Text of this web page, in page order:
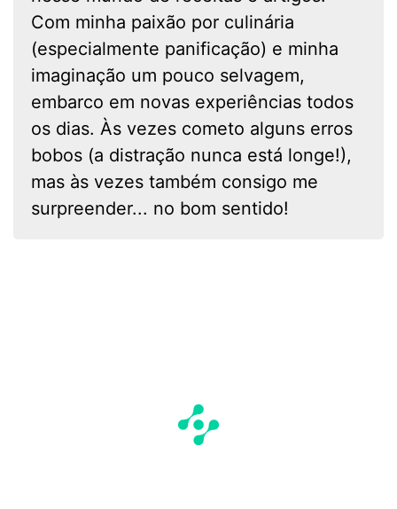
Com minha paixão por culinária
(especialmente panificação) e minha
imaginação um pouco selvagem,
embarco em novas experiências todos
os dias. Às vezes cometo alguns erros
bobos (a distração nunca está longe!),
mas às vezes também consigo me
surpreender... no bom sentido!